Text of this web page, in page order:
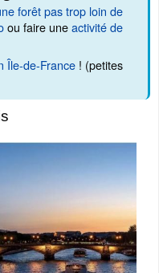
forêt pas trop loin de
ou faire uneactivité de
Île-de-France ! (petites